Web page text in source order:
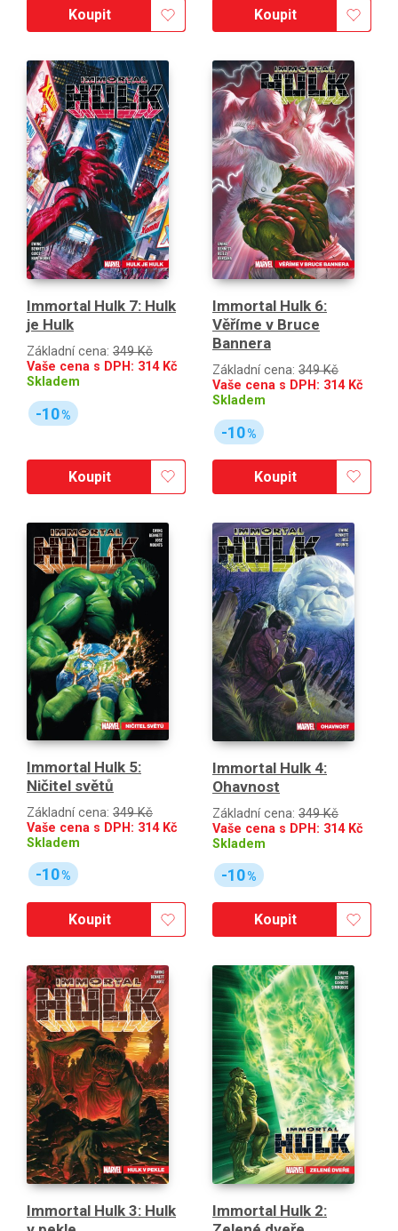
Koupit Koupit
Immortal Hulk 7: Hulk
je Hulk
Základní cena: 349 Kč
Vaše cena s DPH: 314Kč
Skladem
-10%
Koupit
Immortal Hulk 6:
Věříme v Bruce
Bannera
Základní cena: 349 Kč
Vaše cena s DPH: 314Kč
Skladem
-10%
Koupit
Immortal Hulk 5:
Ničitel světů
Základní cena: 349 Kč
Vaše cena s DPH: 314Kč
Skladem
-10%
Koupit
Immortal Hulk 4:
Ohavnost
Základní cena: 349 Kč
Vaše cena s DPH: 314Kč
Skladem
-10%
Koupit
Immortal Hulk 3: Hulk
Immortal Hulk 2: